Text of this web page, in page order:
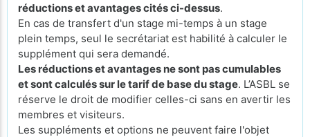
réductions et avantages cités ci-dessus.
En cas de transfert d'un stage mi-temps à un stage
plein temps, seul le secrétariat est habilité à calculer le
supplément qui sera demandé.
Les réductions et avantages ne sont pas cumulables
et sont calculés sur le tarif de base du stage. L’ASBL se
réserve le droit de modifier celles-ci sans en avertir les
membres et visiteurs.
Les suppléments et options ne peuvent faire l'objet